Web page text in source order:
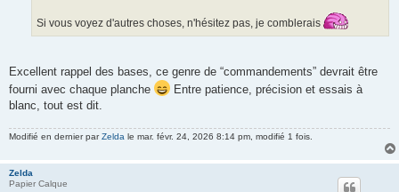
Si vous voyez d'autres choses, n'hésitez pas, je comblerais
Excellent rappel des bases, ce genre de “commandements” devrait être
fourni avec chaque planche
Entre patience, précision et essais à
blanc, tout est dit.
Modifié en dernier parZelda le mar. févr. 24, 2026 8:14 pm, modifié 1 fois.
Zelda
Papier Calque